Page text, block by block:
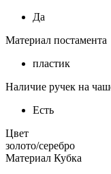
Да
Материал постамента
пластик
Наличие ручек на
Есть
Цвет
золото/серебро
Материал Кубка